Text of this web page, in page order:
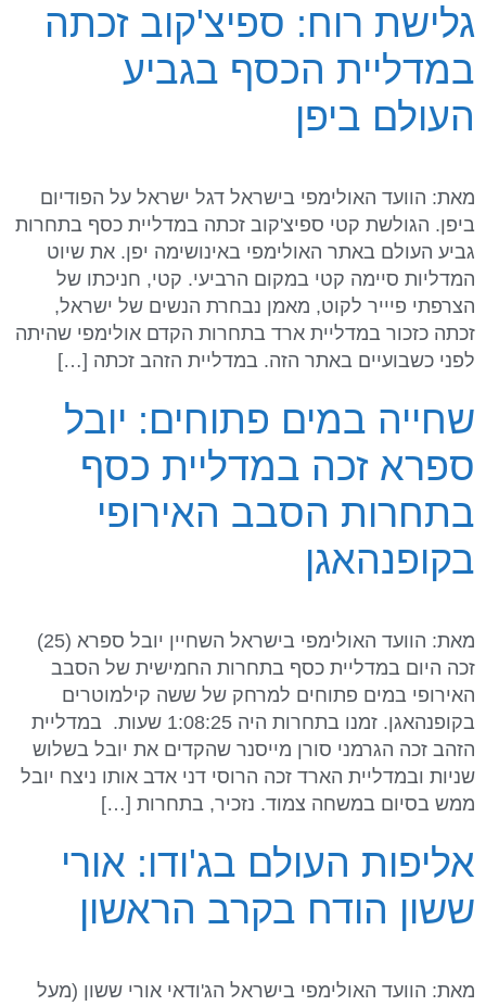
גלישת רוח: ספיצ'קוב זכתה
במדליית הכסף בגביע
העולם ביפן
מאת: הוועד האולימפי בישראל דגל ישראל על הפודיום
ביפן. הגולשת קטי ספיצ'קוב זכתה במדליית כסף בתחרות
גביע העולם באתר האולימפי באינושימה יפן. את שיוט
המדליות סיימה קטי במקום הרביעי. קטי, חניכתו של
הצרפתי פיייר לקוט, מאמן נבחרת הנשים של ישראל,
זכתה כזכור במדליית ארד בתחרות הקדם אולימפי שהיתה
לפני כשבועיים באתר הזה. במדליית הזהב זכתה […]
שחייה במים פתוחים: יובל
ספרא זכה במדליית כסף
בתחרות הסבב האירופי
בקופנהאגן
מאת: הוועד האולימפי בישראל השחיין יובל ספרא (25)
זכה היום במדליית כסף בתחרות החמישית של הסבב
האירופי במים פתוחים למרחק של ששה קילמוטרים
בקופנהאגן. זמנו בתחרות היה 1:08:25 שעות. במדליית
הזהב זכה הגרמני סורן מייסנר שהקדים את יובל בשלוש
שניות ובמדליית הארד זכה הרוסי דני אדב אותו ניצח יובל
ממש בסיום במשחה צמוד. נזכיר, בתחרות […]
אליפות העולם בג'ודו: אורי
ששון הודח בקרב הראשון
מאת: הוועד האולימפי בישראל הג'ודאי אורי ששון (מעל